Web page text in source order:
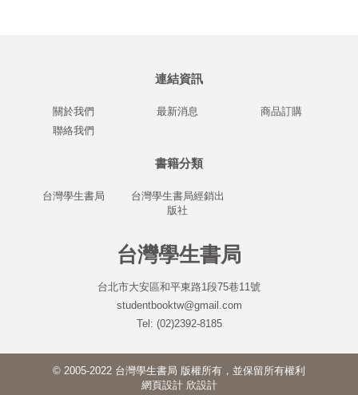
連結資訊
關於我們 最新消息
商品訂購
聯絡我們
書籍分類
台灣學生書局
台灣學生書局經銷出
版社
台灣學生書局
台北市大安區和平東路1段75巷11號
studentbooktw@gmail.com
Tel: (02)2392-8185
© 2005-2022 台灣學生書局 版權所有，並保留所有權利
網頁設計 欣設計